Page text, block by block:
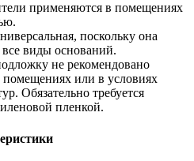
применяются в помещениях
поскольку она
виды оснований.
не рекомендовано
или в условиях
Обязательно требуется
пленкой.